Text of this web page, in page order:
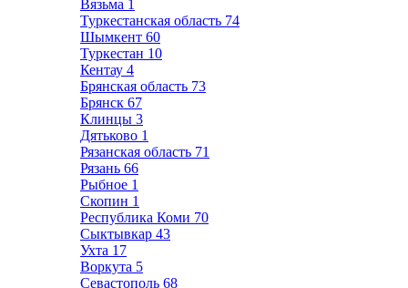
Вязьма 1
Туркестанская область 74
Шымкент 60
Туркестан 10
Кентау 4
Брянская область 73
Брянск 67
Клинцы 3
Дятьково 1
Рязанская область 71
Рязань 66
Рыбное 1
Скопин 1
Республика Коми 70
Сыктывкар 43
Ухта 17
Воркута 5
Севастополь 68